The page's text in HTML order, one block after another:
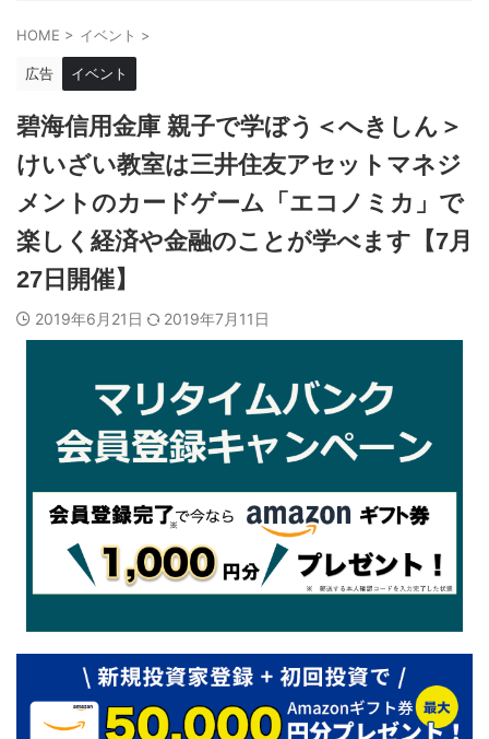
HOME > イベント >
広告 イベント
碧海信用金庫 親子で学ぼう＜へきしん＞
けいざい教室は三井住友アセットマネジ
メントのカードゲーム「エコノミカ」で
楽しく経済や金融のことが学べます【7月
27日開催】
2019年6月21日 2019年7月11日